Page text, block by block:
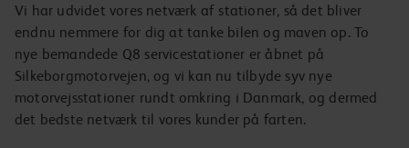
Vi har udvidet vores netværk af stationer, så det bliver
endnu nemmere for dig at tanke bilen og maven op. To
nye bemandede Q8 servicestationer er åbnet på
Silkeborgmotorvejen, og vi kan nu tilbyde syv nye
motorvejsstationer rundt omkring i Danmark, og dermed
det bedste netværk til vores kunder på farten.